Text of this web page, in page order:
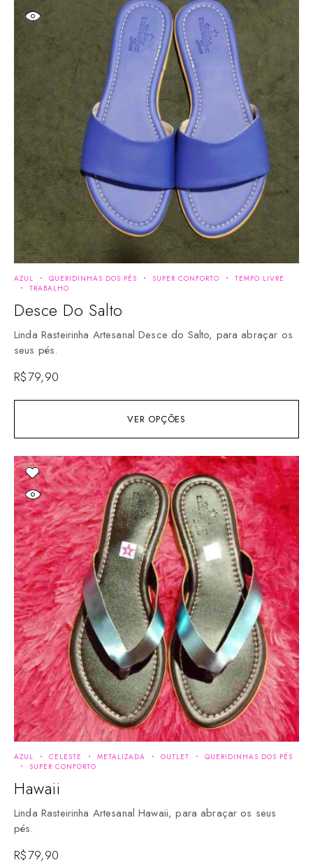
VER OPÇÕES
AZUL QUERIDINHAS DOS PÉS SUPER CONFORTO
TEMPO LIVRE
TRABALHO
Desce Do Salto
Linda Rasteirinha Artesanal Desce do Salto, para abraçar os
seus pés.
R$79,90
AZUL CELESTE METALIZADA OUTLET
QUERIDINHAS DOS PÉS
SUPER CONFORTO
Hawaii
Linda Rasteirinha Artesanal Hawaii, para abraçar os seus
pés.
R$79,90